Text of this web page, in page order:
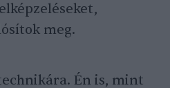
meg.
Én is, mint